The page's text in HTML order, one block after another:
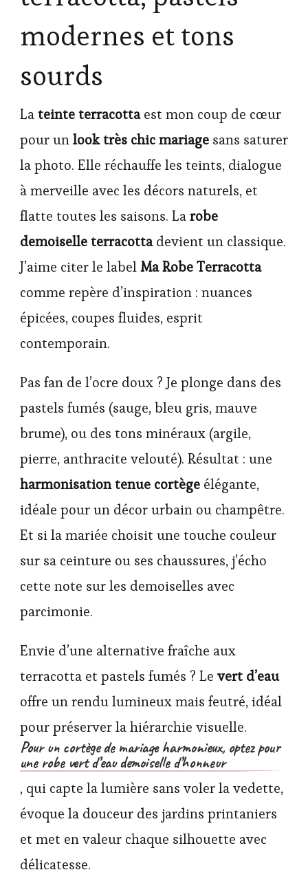
modernes et tons
sourds
Lateinte terracottaest mon coup de cœur
pour unlook très chic mariage sans saturer
la photo. Elle réchauffe les teints, dialogue
à merveille avec les décors naturels, et
flatte toutes les saisons. Larobe
demoiselle terracottadevient un classique.
J’aime citer le labelMa Robe Terracotta
comme repère d’inspiration : nuances
épicées, coupes fluides, esprit
contemporain.
Pas fan de l’ocre doux ? Je plonge dans des
pastels fumés (sauge, bleu gris, mauve
brume), ou des tons minéraux (argile,
pierre, anthracite velouté). Résultat : une
harmonisation tenue cortège élégante,
idéale pour un décor urbain ou champêtre.
Et si la mariée choisit une touche couleur
sur sa ceinture ou ses chaussures, j’écho
cette note sur les demoiselles avec
parcimonie.
Envie d’une alternative fraîche aux
terracotta et pastels fumés ? Le vert d’eau
offre un rendu lumineux mais feutré, idéal
pour préserver la hiérarchie visuelle.
Pour un cortège de mariage harmonieux, optez pour
une robe vert d’eau demoiselle d’honneur
, qui capte la lumière sans voler la vedette,
évoque la douceur des jardins printaniers
et met en valeur chaque silhouette avec
délicatesse.